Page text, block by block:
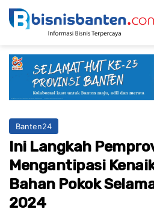
Banten24
Ini Langkah
Mengantipasi
Bahan Pokok
2024